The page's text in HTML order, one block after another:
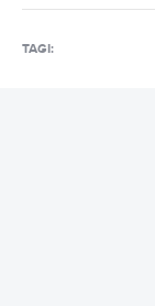
TAGI: